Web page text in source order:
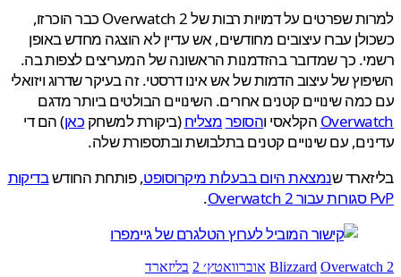
למרות שפרטים על דמויות רבות של Overwatch 2 כבר הוכרזו,
עברו עיצובים מחודשים, אש עדיין לא הוצגה מחדש באופן
כך שמדובר בהזדמנות הראשונה של המעריצים לצפות בה.
של עיצוב הדמות של אש אינו דרסטי. זה בעיקר שדרוג ויזואלי
שינויים קטנים אחרים. השינויים הבולטים ביותר מדגם
הקלאסי והסופרמצליח(ביקורת למשחקכאן) הם די
עם שינויים קטנים בתלבושת ובתספורת שלה.
שנמצאת היום בבעלות מיקרוסופט, פותחת החודשבדיקות
.
Blizzard אוברוואטץ׳ 2 בליזארד